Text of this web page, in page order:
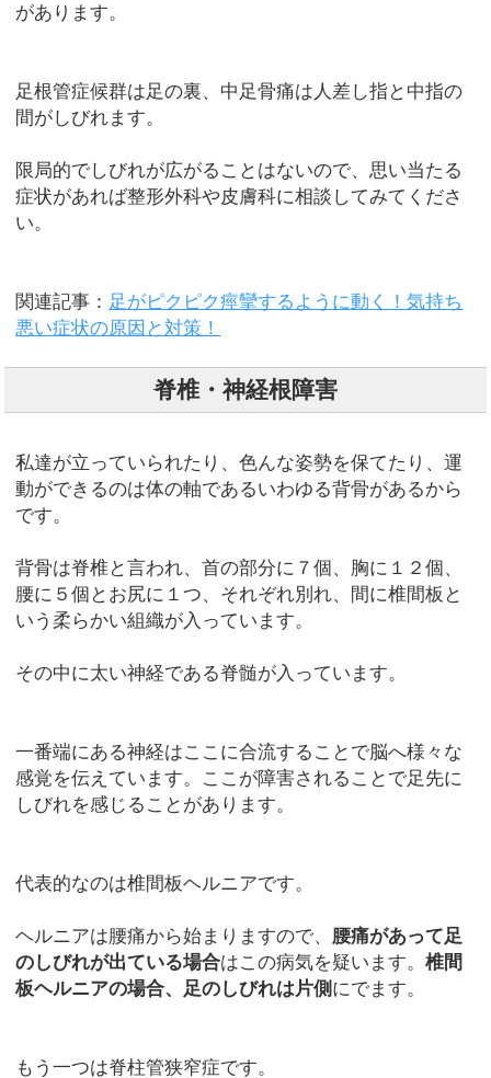
があります。
足根管症候群は足の裏、中足骨痛は人差し指と中指の
間がしびれます。
限局的でしびれが広がることはないので、思い当たる
症状があれば整形外科や皮膚科に相談してみてくださ
い。
関連記事： 足がピクピク痙攣するように動く！気持ち
悪い症状の原因と対策！
脊椎・神経根障害
私達が立っていられたり、色んな姿勢を保てたり、運
動ができるのは体の軸であるいわゆる背骨があるから
です。
背骨は脊椎と言われ、首の部分に７個、胸に１２個、
腰に５個とお尻に１つ、それぞれ別れ、間に椎間板と
いう柔らかい組織が入っています。
その中に太い神経である脊髄が入っています。
一番端にある神経はここに合流することで脳へ様々な
感覚を伝えています。ここが障害されることで足先に
しびれを感じることがあります。
代表的なのは椎間板ヘルニアです。
ヘルニアは腰痛から始まりますので、 腰痛があって足
のしびれが出ている場合はこの病気を疑います。椎間
板ヘルニアの場合、足のしびれは片側 にでます。
もう一つは脊柱管狭窄症です。